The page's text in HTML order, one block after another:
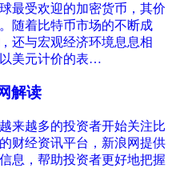
最受欢迎的加密货币，其价
随着比特币市场的不断成
还与宏观经济环境息息相
美元计价的表…
解读
来越多的投资者开始关注比
财经资讯平台，新浪网提供
息，帮助投资者更好地把握